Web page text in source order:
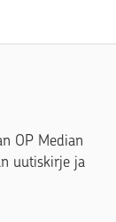
OP Median
uutiskirje ja